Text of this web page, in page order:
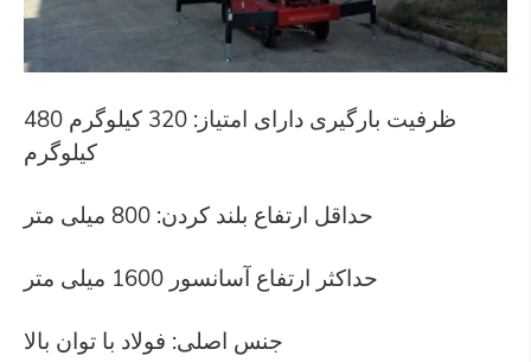
ظرفیت بارگیری دارای امتیاز: 320 کیلوگرم 480
کیلوگرم
حداقل ارتفاع بلند کردن: 800 میلی متر
حداکثر ارتفاع آسانسور 1600 میلی متر
جنس اصلی: فولاد با توان بالا